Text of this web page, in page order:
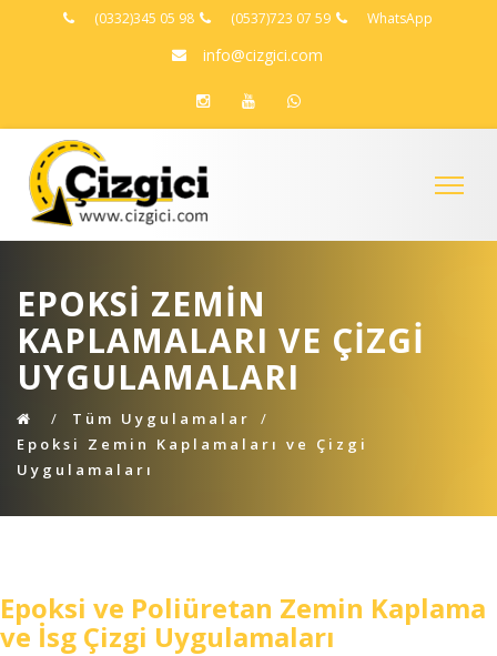
(0332)345 05 98 (0537)723 07 59 WhatsApp
info@cizgici.com
EPOKSI ZEMIN
KAPLAMALARI VE ÇIZGI
UYGULAMALARI
Tüm Uygulamalar
Epoksi Zemin Kaplamaları ve Çizgi
Uygulamaları
Epoksi ve Poliüretan Zemin Kaplama
ve İsg Çizgi Uygulamaları